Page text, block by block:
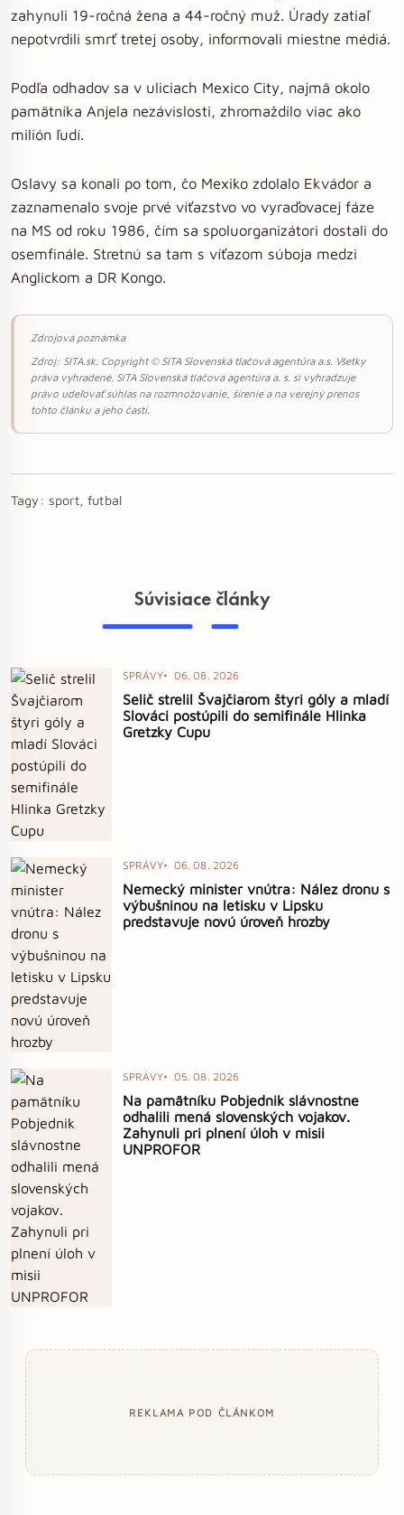
zahynuli 19-ročná žena a 44-ročný muž. Úrady zatiaľ
nepotvrdili smrť tretej osoby, informovali miestne médiá.
Podľa odhadov sa v uliciach Mexico City, najmä okolo
pamätníka Anjela nezávislosti, zhromaždilo viac ako
milión ľudí.
Oslavy sa konali po tom, čo Mexiko zdolalo Ekvádor a
zaznamenalo svoje prvé víťazstvo vo vyraďovacej fáze
na MS od roku 1986, čím sa spoluorganizátori dostali do
osemfinále. Stretnú sa tam s víťazom súboja medzi
Anglickom a DR Kongo.
Zdrojová poznámka
Zdroj: SITA.sk. Copyright © SITA Slovenská tlačová agentúra a.s. Všetky
práva vyhradené. SITA Slovenská tlačová agentúra a. s. si vyhradzuje
právo udeľovať súhlas na rozmnožovanie, šírenie a na verejný prenos
tohto článku a jeho častí.
Tagy: sport, futbal
Súvisiace články
SPRÁVY 06. 08. 2026
Selič strelil Švajčiarom štyri góly a mladí
Slováci postúpili do semifinále Hlinka
Gretzky Cupu
SPRÁVY 06. 08. 2026
Nemecký minister vnútra: Nález dronu s
výbušninou na letisku v Lipsku
predstavuje novú úroveň hrozby
SPRÁVY 05. 08. 2026
Na pamätníku Pobjednik slávnostne
odhalili mená slovenských vojakov.
Zahynuli pri plnení úloh v misii
UNPROFOR
REKLAMA POD ČLÁNKOM